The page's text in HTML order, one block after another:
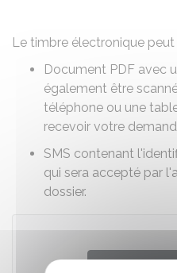
Le timbre électronique
Document PDF avec
également être
téléphone ou une
recevoir votre
SMS contenant
qui sera accepté par
dossier.
Accéder